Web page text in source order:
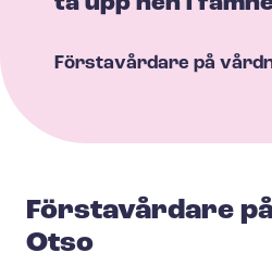
Förstavårdare på
Förstavårdare
Otso